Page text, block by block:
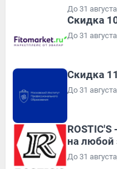
До 31
Скидка
До 31
Скидка
До 31
на любой
До 31